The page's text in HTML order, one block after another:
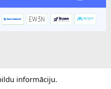
informāciju.